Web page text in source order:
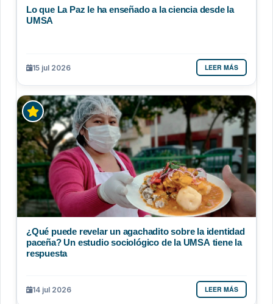
Lo que La Paz le ha enseñado a la ciencia desde la
UMSA
15 jul 2026 LEER MÁS
¿Qué puede revelar un agachadito sobre la identidad
paceña? Un estudio sociológico de la UMSA tiene la
respuesta
14 jul 2026 LEER MÁS